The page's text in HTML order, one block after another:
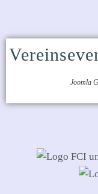
Joomla